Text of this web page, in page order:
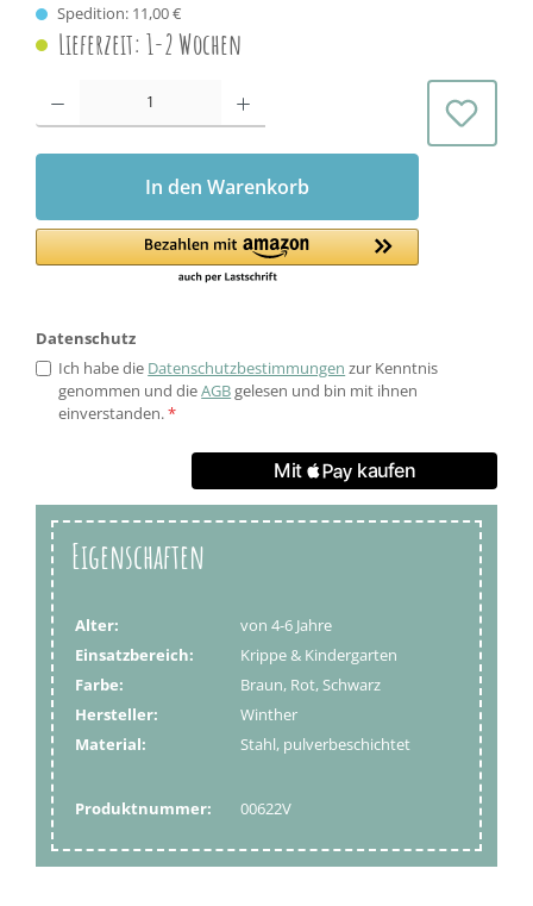
Spedition: 11,00 €
Lieferzeit: 1-2 Wochen
Produkt Anzahl: Gib den gewünschten Wert ein oder benutze die
In den Warenkorb
Datenschutz
Ich habe die Datenschutzbestimmungen zur Kenntnis
genommen und dieAGBgelesen und bin mit ihnen
einverstanden.*
Eigenschaften
Alter:
von 4-6 Jahre
Einsatzbereich:
Krippe & Kindergarten
Farbe:
Braun, Rot, Schwarz
Hersteller:
Winther
Material:
Stahl, pulverbeschichtet
Produktnummer: 00622V